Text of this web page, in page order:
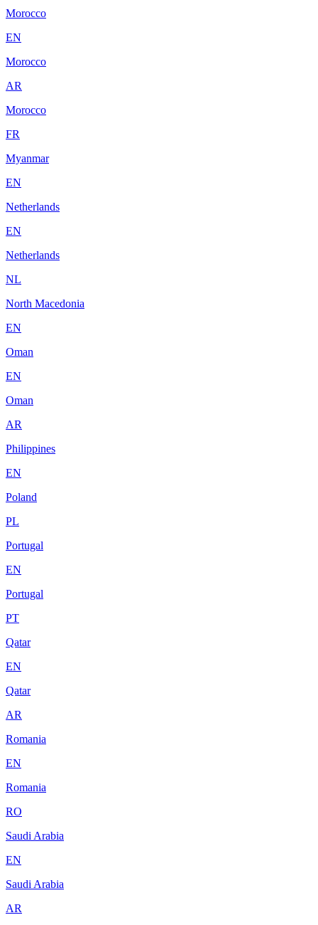
Morocco
EN
Morocco
AR
Morocco
FR
Myanmar
EN
Netherlands
EN
Netherlands
NL
North Macedonia
EN
Oman
EN
Oman
AR
Philippines
EN
Poland
PL
Portugal
EN
Portugal
PT
Qatar
EN
Qatar
AR
Romania
EN
Romania
RO
Saudi Arabia
EN
Saudi Arabia
AR